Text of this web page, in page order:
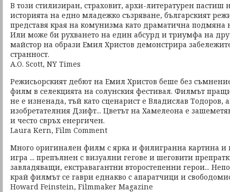
В този стилизиран, страховит, архи-литературен
историята на едно младежко съзряване, българският
представя края на комунизма като драматична подмяна
Или може би рухването на един абсурд и триумфа на
майстор на образи Емил Христов демонстрира
странност.
A.O. Scott, NY Times
Режисьорският дебют на Емил Христов беше без
филм в селекцията на солунския фестивал. Филмът
не е изненада, тъй като сценарист е Владислав Тодоров,
изобретателния Дзифт... Цветът на Хамелеона е
и често свръх енергичен.
Laura Kern, Film Comment
Много оригинален филм с ярка и филигранна картина и
игра ... препълнен с визуални гегове и шеговити
завладяващи, екстравагантни второстепенни герои...
край филмът се гаври еднакво с апаратчици и
Howard Feinstein, Filmmaker Magazine